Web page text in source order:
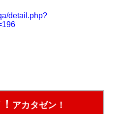
detail.php?
アカタゼン！